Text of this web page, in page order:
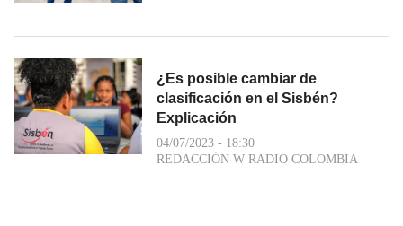
¿Es posible cambiar de
clasificación en el Sisbén?
Explicación
04/07/2023 - 18:30
REDACCIÓN W RADIO COLOMBIA